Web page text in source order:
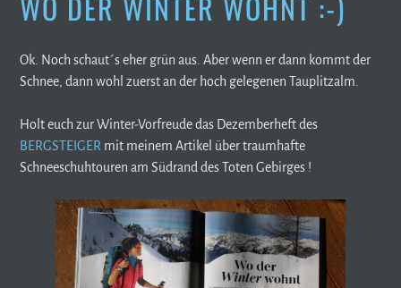
Ok. Noch schaut´s eher grün aus. Aber wenn er dann kommt der
Schnee, dann wohl zuerst an der hoch gelegenen Tauplitzalm.
Holt euch zur Winter-Vorfreude das Dezemberheft des
BERGSTEIGER mit meinem Artikel über traumhafte
Schneeschuhtouren am Südrand des Toten Gebirges !